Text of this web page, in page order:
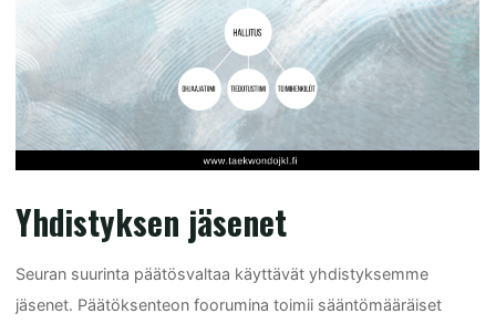
Yhdistyksen jäsenet
Seuran suurinta päätösvaltaa käyttävät yhdistyksemme
jäsenet. Päätöksenteon foorumina toimii sääntömääräiset